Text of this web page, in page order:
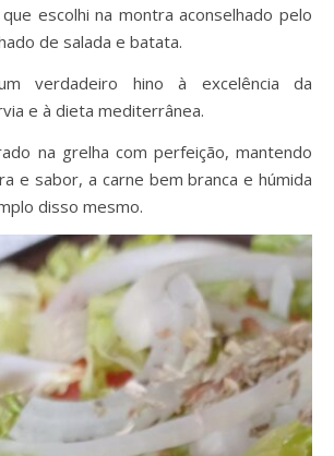
escolhi na montra aconselhado pelo
de salada e batata.
verdadeiro hino à excelência da
e à dieta mediterrânea.
na grelha com perfeição, mantendo
e sabor, a carne bem branca e húmida
disso mesmo.